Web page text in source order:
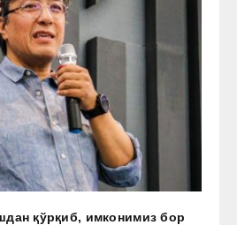
қўрқиб, имконимиз бор